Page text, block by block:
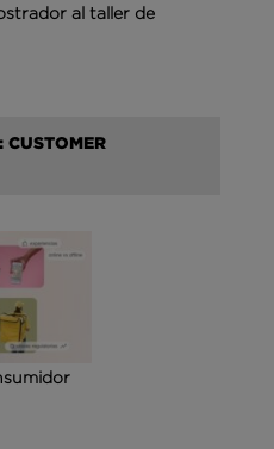
al taller de
CUSTOMER